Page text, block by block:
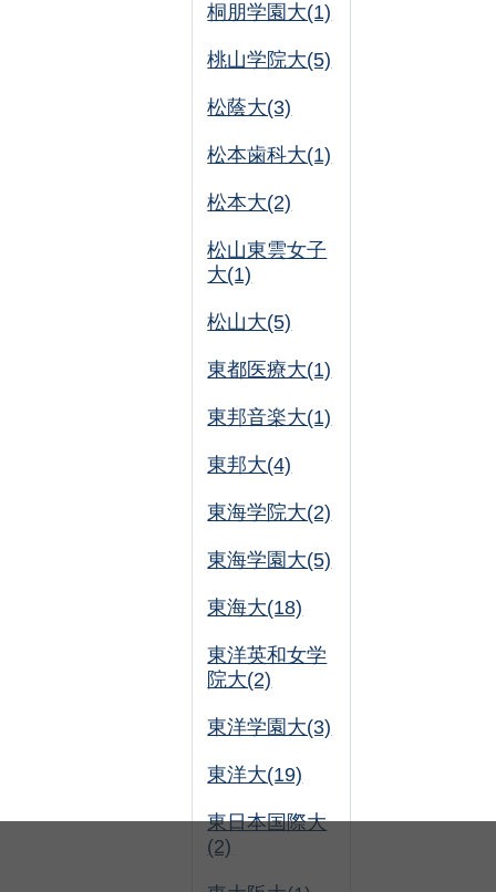
桐朋学園大(1)
桃山学院大(5)
松蔭大(3)
松本歯科大(1)
松本大(2)
松山東雲女子
大(1)
松山大(5)
東都医療大(1)
東邦音楽大(1)
東邦大(4)
東海学院大(2)
東海学園大(5)
東海大(18)
東洋英和女学
院大(2)
東洋学園大(3)
東洋大(19)
東日本国際大
(2)